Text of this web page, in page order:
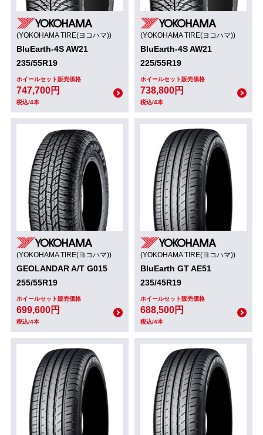
(YOKOHAMA TIRE(ヨコハマ))
BluEarth-4S AW21
235/55R19
ホイールセット販売価格
747,700円
税込/4本
(YOKOHAMA TIRE(ヨコハマ))
BluEarth-4S AW21
225/55R19
ホイールセット販売価格
738,800円
税込/4本
(YOKOHAMA TIRE(ヨコハマ))
GEOLANDAR A/T G015
255/55R19
ホイールセット販売価格
699,600円
税込/4本
(YOKOHAMA TIRE(ヨコハマ))
BluEarth GT AE51
235/45R19
ホイールセット販売価格
688,500円
税込/4本